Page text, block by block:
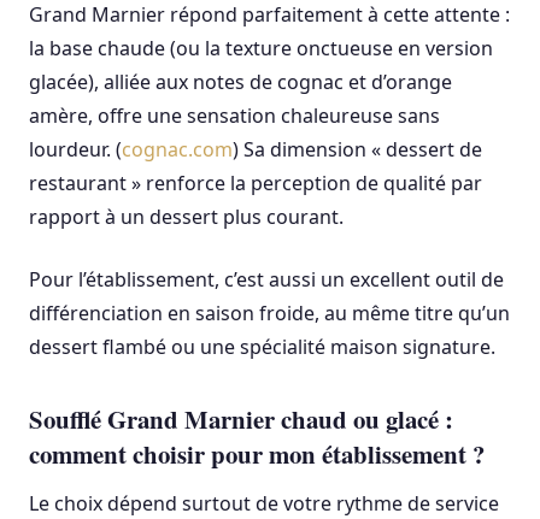
Grand Marnier répond parfaitement à cette attente :
la base chaude (ou la texture onctueuse en version
glacée), alliée aux notes de cognac et d’orange
amère, offre une sensation chaleureuse sans
lourdeur. (cognac.com) Sa dimension « dessert de
restaurant » renforce la perception de qualité par
rapport à un dessert plus courant.
Pour l’établissement, c’est aussi un excellent outil de
différenciation en saison froide, au même titre qu’un
dessert flambé ou une spécialité maison signature.
Soufflé Grand Marnier chaud ou glacé :
comment choisir pour mon établissement ?
Le choix dépend surtout de votre rythme de service